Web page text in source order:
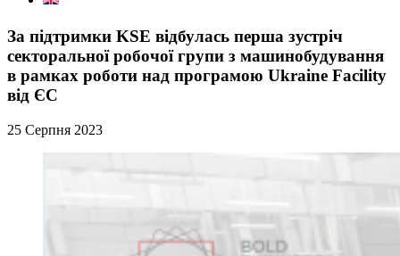
За підтримки KSE відбулась перша зустріч
секторальної робочої групи з машинобудування
в рамках роботи над програмою Ukraine Facility
від ЄС
25 Серпня 2023